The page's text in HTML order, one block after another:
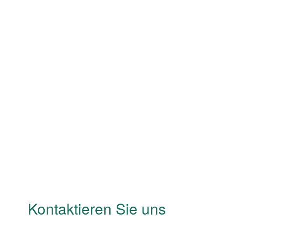
Kontaktieren Sie uns